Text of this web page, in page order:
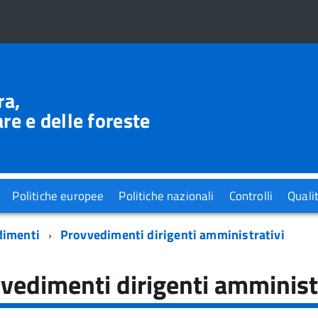
e delle foreste
Politiche europee Politiche nazionali Controlli
Provvedimenti dirigenti amministrativi
dirigenti